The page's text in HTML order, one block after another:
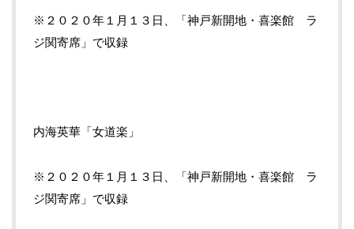
※２０２０年１月１３日、「神戸新開地・喜楽館 ラ
ジ関寄席」で収録
内海英華「女道楽」
※２０２０年１月１３日、「神戸新開地・喜楽館 ラ
ジ関寄席」で収録